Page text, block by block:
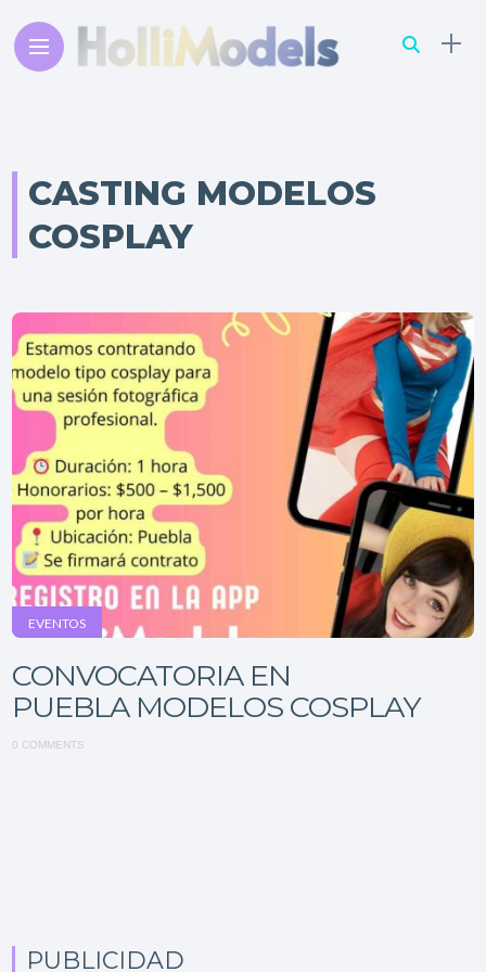
CASTING MODELOS
COSPLAY
EVENTOS
CONVOCATORIA EN
PUEBLA MODELOS COSPLAY
0 COMMENTS
PUBLICIDAD